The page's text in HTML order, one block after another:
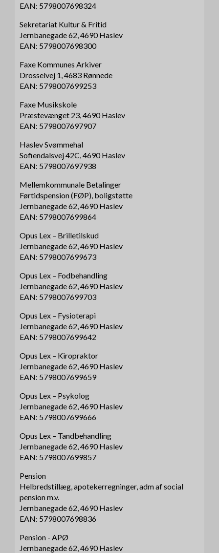
EAN: 5798007698324
Sekretariat Kultur & Fritid
Jernbanegade 62, 4690 Haslev
EAN: 5798007698300
Faxe Kommunes Arkiver
Drosselvej 1, 4683 Rønnede
EAN: 5798007699253
Faxe Musikskole
Præstevænget 23, 4690 Haslev
EAN: 5798007697907
Haslev Svømmehal
Sofiendalsvej 42C, 4690 Haslev
EAN: 5798007697938
Mellemkommunale Betalinger
Førtidspension (FØP), boligstøtte
Jernbanegade 62, 4690 Haslev
EAN: 5798007699864
Opus Lex – Brilletilskud
Jernbanegade 62, 4690 Haslev
EAN: 5798007699673
Opus Lex – Fodbehandling
Jernbanegade 62, 4690 Haslev
EAN: 5798007699703
Opus Lex – Fysioterapi
Jernbanegade 62, 4690 Haslev
EAN: 5798007699642
Opus Lex – Kiropraktor
Jernbanegade 62, 4690 Haslev
EAN: 5798007699659
Opus Lex – Psykolog
Jernbanegade 62, 4690 Haslev
EAN: 5798007699666
Opus Lex – Tandbehandling
Jernbanegade 62, 4690 Haslev
EAN: 5798007699857
Pension
Helbredstillæg, apotekerregninger, adm af social
pension m.v.
Jernbanegade 62, 4690 Haslev
EAN: 5798007698836
Pension - APØ
Jernbanegade 62, 4690 Haslev